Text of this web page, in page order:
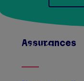
Assurances
Afficher